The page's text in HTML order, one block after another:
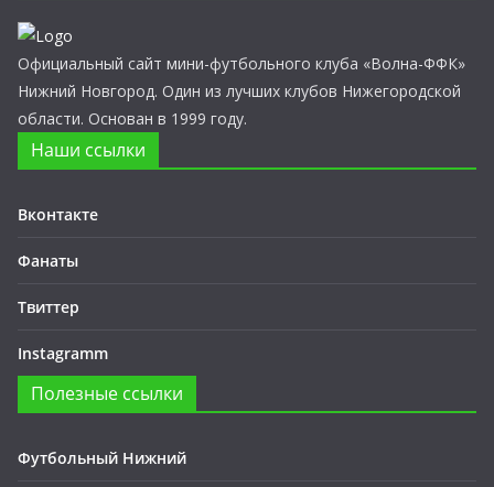
Официальный сайт мини-футбольного клуба «Волна-ФФК»
Нижний Новгород. Один из лучших клубов Нижегородской
области. Основан в 1999 году.
Наши ссылки
Вконтакте
Фанаты
Твиттер
Instagramm
Полезные ссылки
Футбольный Нижний